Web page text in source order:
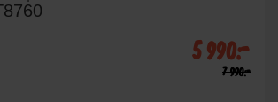
5 990:-
7 990:-